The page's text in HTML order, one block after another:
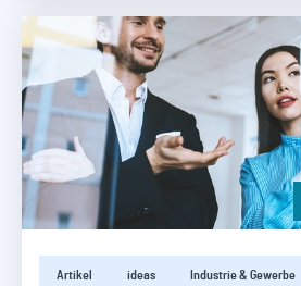
Artikel ideas Industrie & Gewerbe